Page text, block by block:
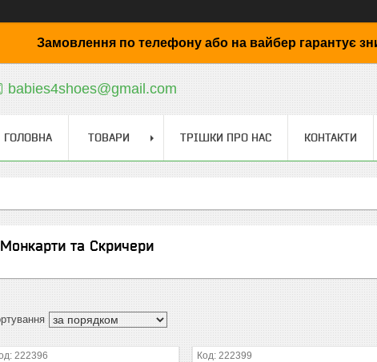
Замовлення по телефону або на вайбер гарантує
babies4shoes@gmail.com
ГОЛОВНА ТОВАРИ ТРІШКИ ПРО НАС КОНТАКТИ
Монкарти та Скричери
222396 222399